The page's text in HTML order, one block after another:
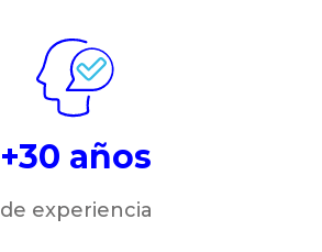
+30 años
de experiencia